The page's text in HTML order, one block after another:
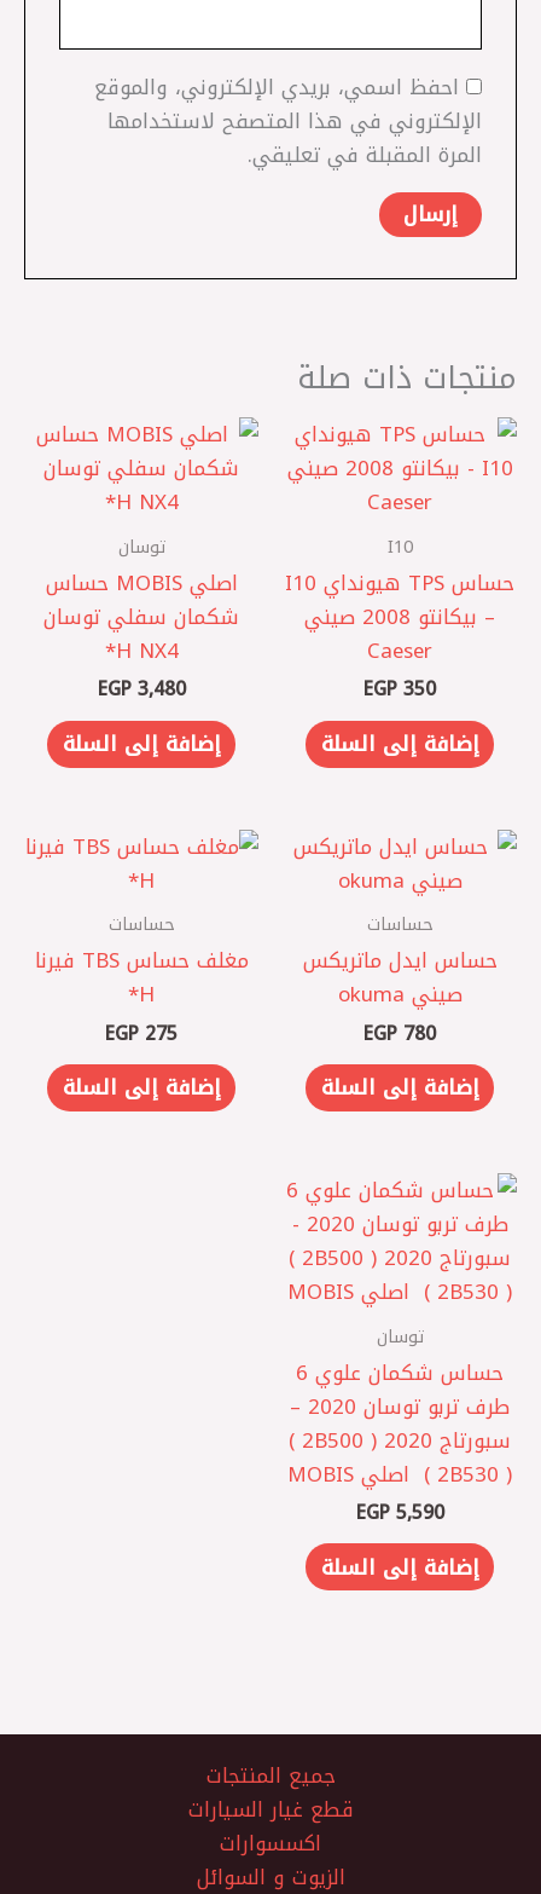
احفظ اسمي، بريدي الإلكتروني، والموقع
الإلكتروني في هذا المتصفح لاستخدامها
المرة المقبلة في تعليقي.
منتجات ذات صلة
I10
حساس TPS هيونداي I10
– بيكانتو 2008 صيني
Caeser
EGP350
إضافة إلى السلة
توسان
اصلي MOBIS حساس
شكمان سفلي توسان
NX4 ‏H*
EGP3,480
إضافة إلى السلة
حساسات
حساس ايدل ماتريكس
صيني okuma
EGP 780
إضافة إلى السلة
حساسات
مغلف حساس TBS فيرنا
EGP 275
إضافة إلى السلة
توسان
حساس شكمان علوي 6
طرف تربو توسان 2020 –
سبورتاج 2020 ( 2B500 )
( 2B530 ) ‏ اصلي MOBIS
EGP5,590
إضافة إلى السلة
جميع المنتجات
قطع غيار السيارات
اكسسوارات
الزيوت و السوائل